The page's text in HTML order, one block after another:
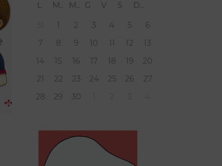
L M M G V S D
1 2 3 4 5
6
7
8 9 10 11 12
13
14
15 16 17 18 19
20
21
22 23 24 25 26
27
28
29 30